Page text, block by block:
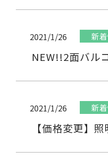
2021/1/26 新
NEW!!2面バル
2021/1/26 新
【価格変更】